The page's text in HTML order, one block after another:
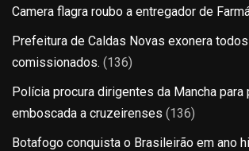
Camera flagra roubo a entregador de
Prefeitura de Caldas Novas exonera
comissionados. (136)
Polícia procura dirigentes da Mancha
emboscada a cruzeirenses (136)
Botafogo conquista o Brasileirão em ano